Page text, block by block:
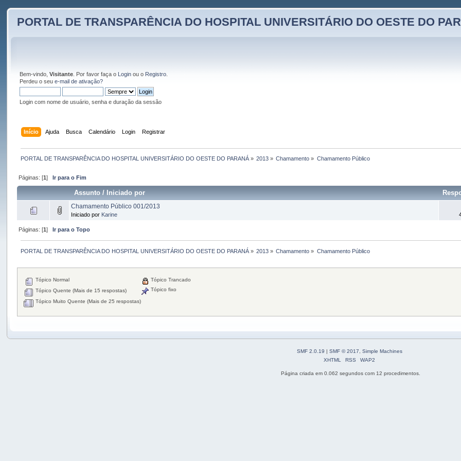
PORTAL DE TRANSPARÊNCIA DO HOSPITAL UNIVERSITÁRIO DO OESTE DO
Bem-vindo,Visitante . Por favor faça o Login ou o Registro
Perdeu o seue-mail de ativação?
Login com nome de usuário, senha e duração da sessão
Início Ajuda Busca Calendário Login Registrar
PORTAL DE TRANSPARÊNCIA DO HOSPITAL UNIVERSITÁRIO DO OESTE DO PARANÁ» 2013 » Chamamento » Chamamento Público
Páginas: [1] Ir para o Fim
Assunto/ Iniciado por
Chamamento Público 001/2013
Iniciado por Karine
Páginas: [1] Ir para o Topo
PORTAL DE TRANSPARÊNCIA DO HOSPITAL UNIVERSITÁRIO DO OESTE DO PARANÁ» 2013 » Chamamento » Chamamento Público
Tópico Normal
Tópico Quente (Mais de 15 respostas)
Tópico Muito Quente (Mais de 25 respostas)
Tópico Trancado
Tópico fixo
SMF 2.0.19 | SMF © 2017, Simple Machines
XHTML
RSS WAP2
Página criada em 0.062 segundos com 12 procedimentos.